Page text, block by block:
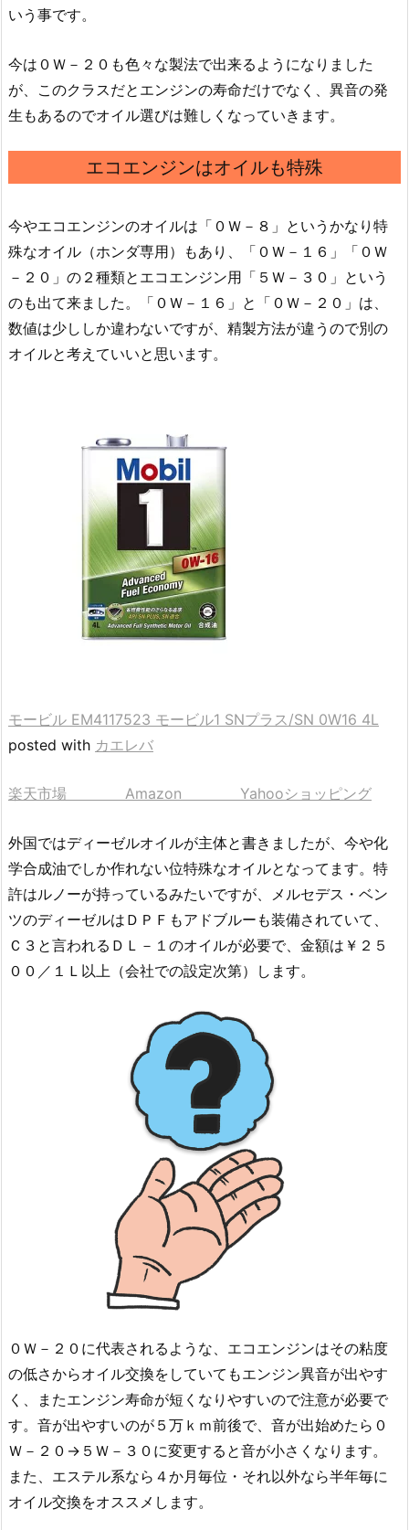
いう事です。
今は０Ｗ－２０も色々な製法で出来るようになりました
が、このクラスだとエンジンの寿命だけでなく、異音の発
生もあるのでオイル選びは難しくなっていきます。
エコエンジンはオイルも特殊
今やエコエンジンのオイルは「０Ｗ－８」というかなり特
殊なオイル（ホンダ専用）もあり、「０Ｗ－１６」「０Ｗ
－２０」の２種類とエコエンジン用「５Ｗ－３０」という
のも出て来ました。「０Ｗ－１６」と「０Ｗ－２０」は、
数値は少ししか違わないですが、精製方法が違うので別の
オイルと考えていいと思います。
モービル EM4117523 モービル1 SNプラス/SN 0W16 4L
posted with カエレバ
楽天市場 Amazon Yahooショッピング
外国ではディーゼルオイルが主体と書きましたが、今や化
学合成油でしか作れない位特殊なオイルとなってます。特
許はルノーが持っているみたいですが、メルセデス・ベン
ツのディーゼルはＤＰＦもアドブルーも装備されていて、
Ｃ３と言われるＤＬ－１のオイルが必要で、金額は￥２５
００／１Ｌ以上（会社での設定次第）します。
０Ｗ－２０に代表されるような、エコエンジンはその粘度
の低さからオイル交換をしていてもエンジン異音が出やす
く、またエンジン寿命が短くなりやすいので注意が必要で
す。音が出やすいのが５万ｋｍ前後で、音が出始めたら０
Ｗ－２０→５Ｗ－３０に変更すると音が小さくなります。
また、エステル系なら４か月毎位・それ以外なら半年毎に
オイル交換をオススメします。